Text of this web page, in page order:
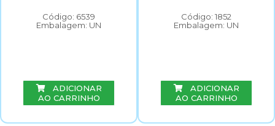
Código: 6539
Embalagem: UN
ADICIONAR
AO CARRINHO
Código: 1852
Embalagem: UN
ADICIONAR
AO CARRINHO